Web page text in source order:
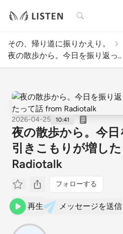
検索
その、帰り道に振りかえり。
夜の散歩から。今日を振り返っ..
2026-04-25 10:41
夜の散歩から。今日
引きこもりが増し
Radiotalk
フォローする
再生 メッセージを送信